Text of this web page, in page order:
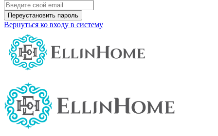
Переустановить пароль
Вернуться ко входу в систему